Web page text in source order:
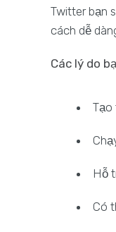
Twitter bạn
cách dễ
Các lý do
Tạo
Hỗ
Có